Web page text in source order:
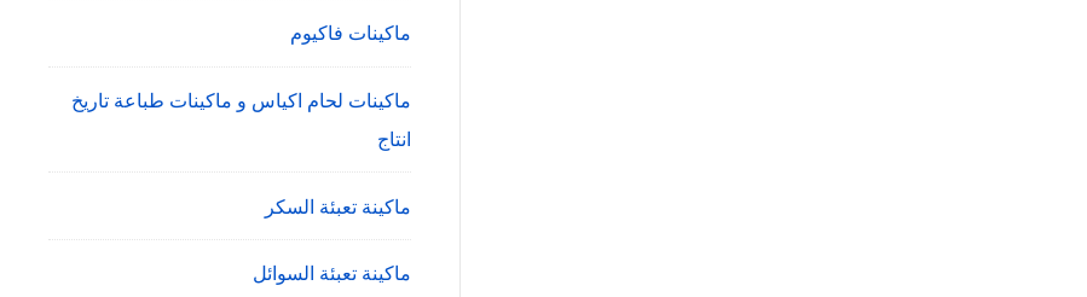
ماكينات فاكيوم
ماكينات لحام اكياس و ماكينات طباعة تاريخ
انتاج
ماكينة تعبئة السكر
ماكينة تعبئة السوائل